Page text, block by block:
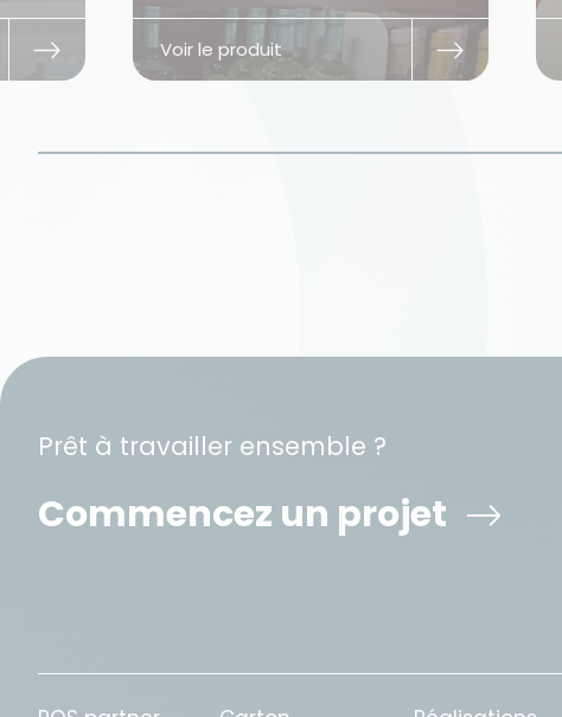
Voir le produit
Prêt à travailler ensemble ?
Commencez un projet